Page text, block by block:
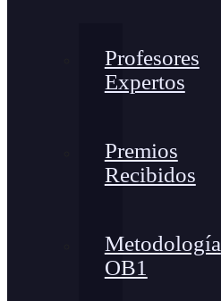
Profesores
Expertos
Premios
Recibidos
Metodología
OB1